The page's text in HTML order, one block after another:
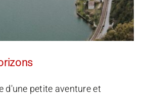
d'une petite aventure et